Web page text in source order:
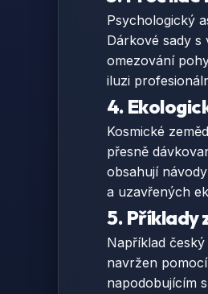
Psychologický
Dárkové sady s
omezování
iluzi
4.
Kosmické
přesně
obsahují
a uzavřených
5. Příklady
Například
navržen
napodobujícím